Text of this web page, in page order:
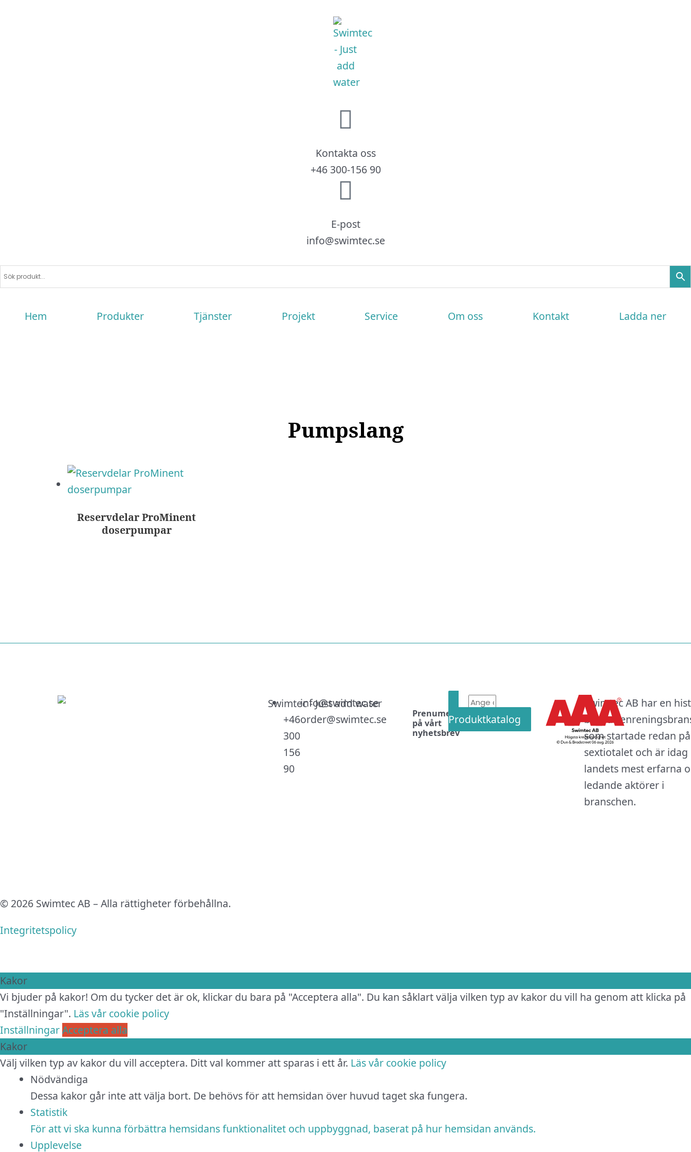
Kontakta oss
+46 300-156 90
E-post
info@swimtec.se
Hem Produkter Tjänster Projekt Service Om oss Kontakt Ladda ner
Pumpslang
Reservdelar ProMinent
doserpumpar
Swimtec AB har en
som startade redan på
sextiotalet och är idag
landets mest erfarna
ledande aktörer i
branschen.
+46
300
156
90
info@swimtec.se
order@swimtec.se
Linkedin
Facebook
Instagram
Prenumerera
på vårt
nyhetsbrev
E-
postSkicka
Produktkatalog
© 2026 Swimtec AB – Alla rättigheter förbehållna.
Integritetspolicy
Kakor
Vi bjuder på kakor! Om du tycker det är ok, klickar du bara på "Acceptera alla". Du kan såklart välja vilken typ av kakor du vill ha genom att klicka på
"Inställningar". Läs vår cookie policy
InställningarAcceptera alla
Kakor
Välj vilken typ av kakor du vill acceptera. Ditt val kommer att sparas i ett år. Läs vår cookie policy
Nödvändiga
Dessa kakor går inte att välja bort. De behövs för att hemsidan över huvud taget ska fungera.
Statistik
För att vi ska kunna förbättra hemsidans funktionalitet och uppbyggnad, baserat på hur hemsidan används.
Upplevelse